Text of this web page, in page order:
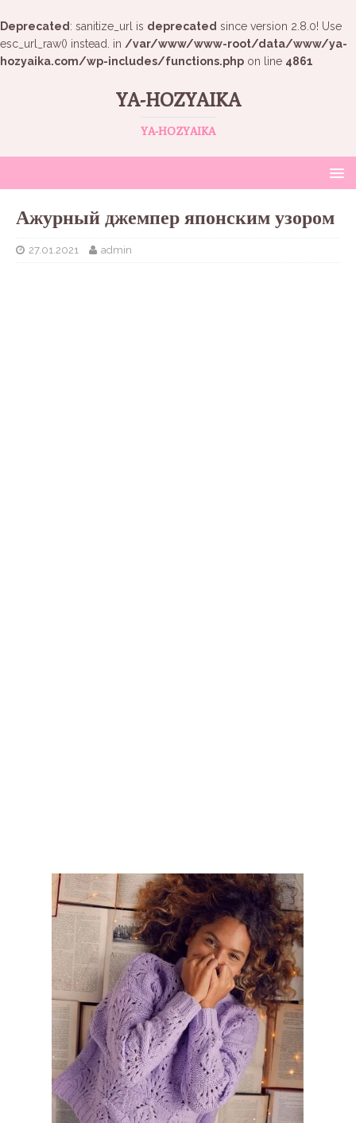
Deprecated : sanitize_url is deprecated since version 2.8.0! Use
esc_url_raw() instead. in /var/www/www-root/data/www/ya-
hozyaika.com/wp-includes/functions.php on line 4861
YA-HOZYAIKA
YA-HOZYAIKA
Ажурный джемпер японским узором
27.01.2021 admin